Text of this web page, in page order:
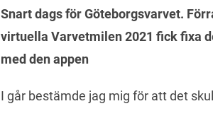
Snart dags för Göteborgsvarvet.
virtuella Varvetmilen 2021 fick fixa
med den appen
I går bestämde jag mig för att det